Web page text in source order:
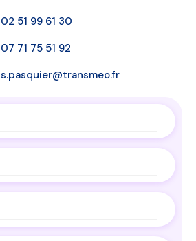
02 51 99 61 30
07 71 75 51 92
s.pasquier@transmeo.fr